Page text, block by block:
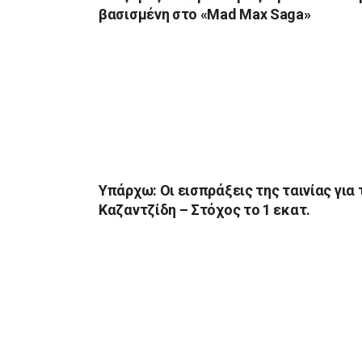
βασισμένη στο «Mad Max Saga»
Υπάρχω: Oι εισπράξεις της ταινίας για
Καζαντζίδη – Στόχος το 1 εκατ.